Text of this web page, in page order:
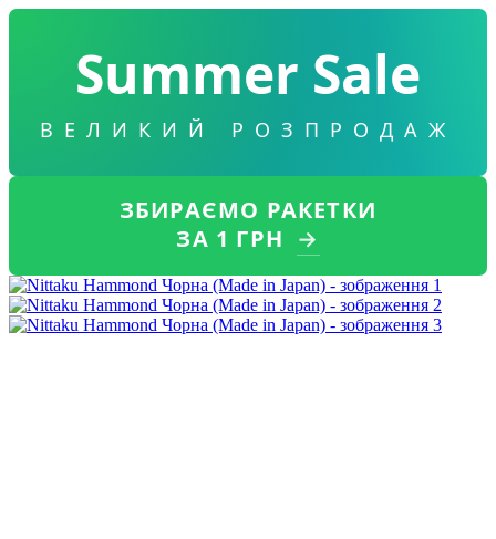
Summer Sale
ВЕЛИКИЙ РОЗПРОДАЖ
ЗБИРАЄМО РАКЕТКИ
ЗА 1 ГРН →